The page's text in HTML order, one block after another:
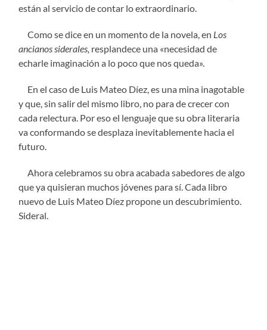
están al servicio de contar lo extraordinario.
Como se dice en un momento de la novela, en Los
ancianos siderales, resplandece una «necesidad de
echarle imaginación a lo poco que nos queda».
En el caso de Luis Mateo Díez, es una mina inagotable
y que, sin salir del mismo libro, no para de crecer con
cada relectura. Por eso el lenguaje que su obra literaria
va conformando se desplaza inevitablemente hacia el
futuro.
Ahora celebramos su obra acabada sabedores de algo
que ya quisieran muchos jóvenes para sí. Cada libro
nuevo de Luis Mateo Díez propone un descubrimiento.
Sideral.